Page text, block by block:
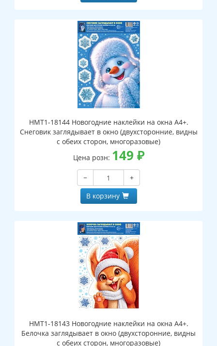
НМТ1-18144 Новогодние наклейки на окна А4+.
Снеговик заглядывает в окно (двухсторонние, видны
с обеих сторон, многоразовые)
Цена розн: 149 ₽
−
+
В корзину
НМТ1-18143 Новогодние наклейки на окна А4+.
Белочка заглядывает в окно (двухсторонние, видны
с обеих сторон, многоразовые)